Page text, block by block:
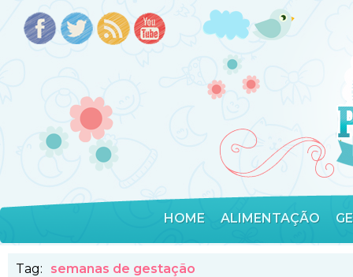
HOME ALIMENTAÇÃO
Tag: semanas de gestação